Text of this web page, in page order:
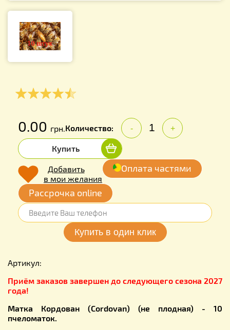
0.00 грн.Количество: - +
Купить
Добавить
в мои желания
Оплата частями
Рассрочка online
Артикул:
Приём заказов завершен до следующего сезона 2027
года!
Матка Кордован (Cordovan) (не плодная) - 10
пчеломаток.